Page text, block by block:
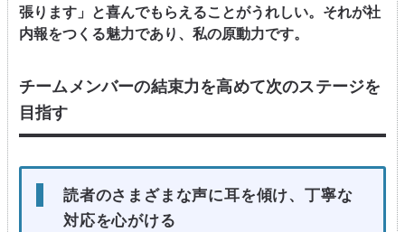
張ります」と喜んでもらえることがうれしい。それが社
内報をつくる魅力であり、私の原動力です。
チームメンバーの結束力を高めて次のステージを
目指す
読者のさまざまな声に耳を傾け、丁寧な
対応を心がける